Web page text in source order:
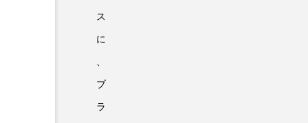
ス
に
ブ
ラ